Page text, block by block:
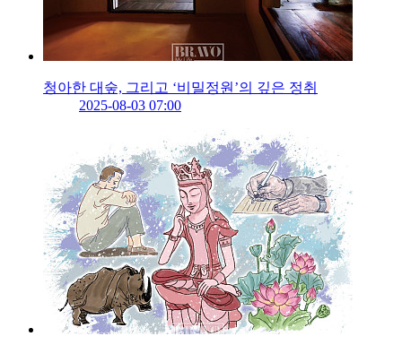
청아한 대숲, 그리고 ‘비밀정원’의 깊은 정취
2025-08-03 07:00